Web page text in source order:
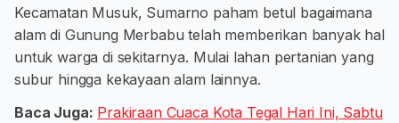
Kecamatan Musuk, Sumarno paham betul bagaimana
alam di Gunung Merbabu telah memberikan banyak hal
untuk warga di sekitarnya. Mulai lahan pertanian yang
subur hingga kekayaan alam lainnya.
Baca Juga: Prakiraan Cuaca Kota Tegal Hari Ini, Sabtu